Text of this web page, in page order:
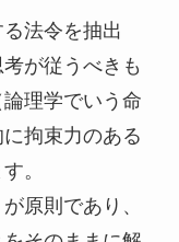
法令を抽出
が従うべきも
理学でいう命
拘束力のある
。
原則であり、